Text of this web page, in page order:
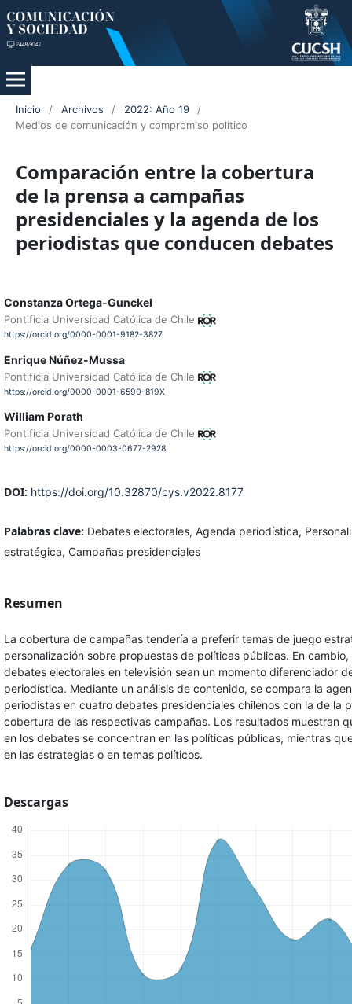
Inicio / Archivos / 2022: Año 19
/
Medios de comunicación y compromiso político
Comparación entre la cobertura
de la prensa a campañas
presidenciales y la agenda de los
periodistas que conducen debates
Constanza Ortega-Gunckel
Pontificia Universidad Católica de Chile
https://orcid.org/0000-0001-9182-3827
Enrique Núñez-Mussa
Pontificia Universidad Católica de Chile
https://orcid.org/0000-0001-6590-819X
William Porath
Pontificia Universidad Católica de Chile
https://orcid.org/0000-0003-0677-2928
DOI: https://doi.org/10.32870/cys.v2022.8177
Palabras clave: Debates electorales, Agenda periodística,
estratégica, Campañas presidenciales
Resumen
La cobertura de campañas tendería a preferir temas de juego
personalización sobre propuestas de políticas públicas. En
debates electorales en televisión sean un momento diferenciador
periodística. Mediante un análisis de contenido, se compara la
periodistas en cuatro debates presidenciales chilenos con la de la
cobertura de las respectivas campañas. Los resultados muestran
en los debates se concentran en las políticas públicas, mientras
en las estrategias o en temas políticos.
Descargas